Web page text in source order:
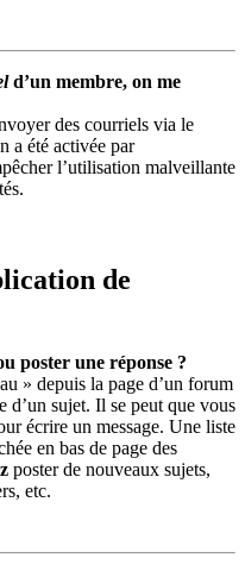
d’un membre, on me
des courriels via le
a été activée par
l’utilisation malveillante
de
poster une réponse ?
» depuis la page d’un forum
d’un sujet. Il se peut que vous
écrire un message. Une liste
en bas de page des
poster de nouveaux sujets,
etc.